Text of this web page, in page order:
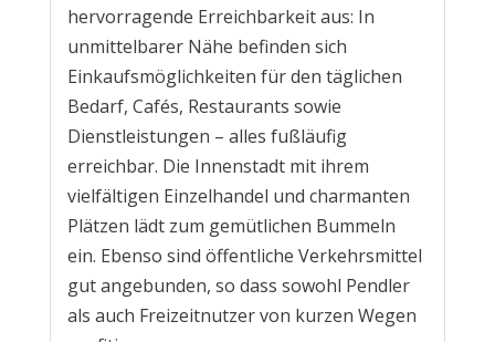
hervorragende Erreichbarkeit aus: In
unmittelbarer Nähe befinden sich
Einkaufsmöglichkeiten für den täglichen
Bedarf, Cafés, Restaurants sowie
Dienstleistungen – alles fußläufig
erreichbar. Die Innenstadt mit ihrem
vielfältigen Einzelhandel und charmanten
Plätzen lädt zum gemütlichen Bummeln
ein. Ebenso sind öffentliche Verkehrsmittel
gut angebunden, so dass sowohl Pendler
als auch Freizeitnutzer von kurzen Wegen